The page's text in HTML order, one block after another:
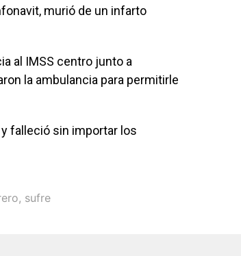
murió de un infarto
al IMSS centro junto a
la ambulancia para permitirle
falleció sin importar los
, sufre